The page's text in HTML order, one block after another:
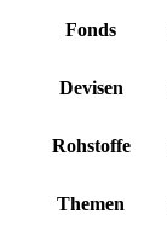
Fonds
Devisen
Rohstoffe
Themen